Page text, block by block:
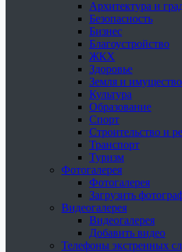
Архитектура и
Безопасность
Бизнес
Благоустройство
ЖКХ
Здоровье
Земля и имущество
Культура
Образование
Спорт
Строительство и
Транспорт
Туризм
Фотогалерея
Фотогалерея
Загрузить
Видеогалерея
Видеогалерея
Добавить видео
Телефоны экстренных